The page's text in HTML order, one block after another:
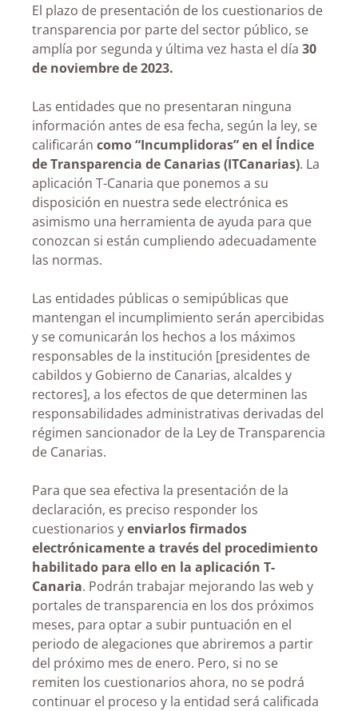
El plazo de presentación de los cuestionarios de
transparencia por parte del sector público, se
amplía por segunda y última vez hasta el día 30
de noviembre de 2023.
Las entidades que no presentaran ninguna
información antes de esa fecha, según la ley, se
calificarán como “Incumplidoras” en el Índice
de Transparencia de Canarias (ITCanarias). La
aplicación T-Canaria que ponemos a su
disposición en nuestra sede electrónica es
asimismo una herramienta de ayuda para que
conozcan si están cumpliendo adecuadamente
las normas.
Las entidades públicas o semipúblicas que
mantengan el incumplimiento serán apercibidas
y se comunicarán los hechos a los máximos
responsables de la institución [presidentes de
cabildos y Gobierno de Canarias, alcaldes y
rectores], a los efectos de que determinen las
responsabilidades administrativas derivadas del
régimen sancionador de la Ley de Transparencia
de Canarias.
Para que sea efectiva la presentación de la
declaración, es preciso responder los
cuestionarios yenviarlos firmados
electrónicamente a través del procedimiento
habilitado para ello en la aplicación T-
Canaria. Podrán trabajar mejorando las web y
portales de transparencia en los dos próximos
meses, para optar a subir puntuación en el
periodo de alegaciones que abriremos a partir
del próximo mes de enero. Pero, si no se
remiten los cuestionarios ahora, no se podrá
continuar el proceso y la entidad será calificada